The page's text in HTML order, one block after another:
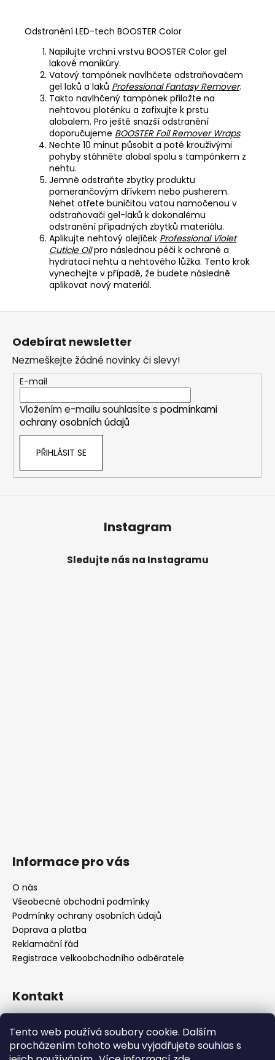
Tento web používá soubory cookie. Dalším
procházením tohoto webu vyjadřujete souhlas s
Odstranění LED-tech BOOSTER Color
Napilujte vrchní vrstvu BOOSTER Color gel
lakové manikúry.
Vatový tampónek navlhčete odstraňovačem
gel laků a laků Professional Fantasy Remover.
Takto navlhčený tampónek přiložte na
nehtovou ploténku a zafixujte k prstu
alobalem. Pro ještě snazší odstranění
doporučujeme BOOSTER Foil Remover Wraps.
Nechte 10 minut působit a poté krouživými
pohyby stáhněte alobal spolu s tampónkem z
nehtu.
Jemně odstraňte zbytky produktu
pomerančovým dřívkem nebo pusherem.
Nehet otřete buničitou vatou namočenou v
odstraňovači gel-laků k dokonalému
odstranění případných zbytků materiálu.
Aplikujte nehtový olejíček Professional Violet
Cuticle Oilpro následnou péči k ochraně a
hydrataci nehtu a nehtového lůžka. Tento krok
vynechejte v případě, že budete následně
aplikovat nový materiál.
Z
Odebírat newsletter
Nezmeškejte žádné novinky či slevy!
E-mail
Vložením e-mailu souhlasíte s podmínkami
ochrany osobních údajů
PŘIHLÁSIT SE
Instagram
Sledujte nás na Instagramu
Informace pro vás
O nás
Všeobecné obchodní podmínky
Podmínky ochrany osobních údajů
Doprava a platba
Reklamační řád
Registrace velkoobchodního odběratele
Kontakt
+420222744000